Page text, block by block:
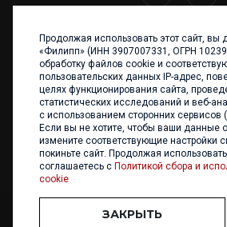
+7 (4012) 960 898
236017
ул. Каштановая аллея,
Телефон: +7 4012 960
+7 4012 960 856
Написать нам
ООО «ФИЛИПП» © 2013 - 2026. Все
Продолжая использовать этот сайт, вы
«Филипп» (ИНН 3907007331, ОГРН
обработку файлов cookie и
пользовательских данных IP-адрес,
целях функционирования сайта,
статистических исследований и веб-
с использованием сторонних сервисов
Если вы не хотите, чтобы ваши данные
измените соответствующие настройки
покиньте сайт. Продолжая
соглашаетесь с Политикой сбора и
cookie
ЗАКРЫТЬ